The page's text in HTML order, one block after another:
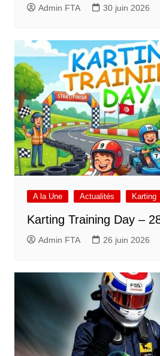
Admin FTA 30 juin 2026
A la Une Actualités Karting
Karting Training Day –
Admin FTA 26 juin 2026